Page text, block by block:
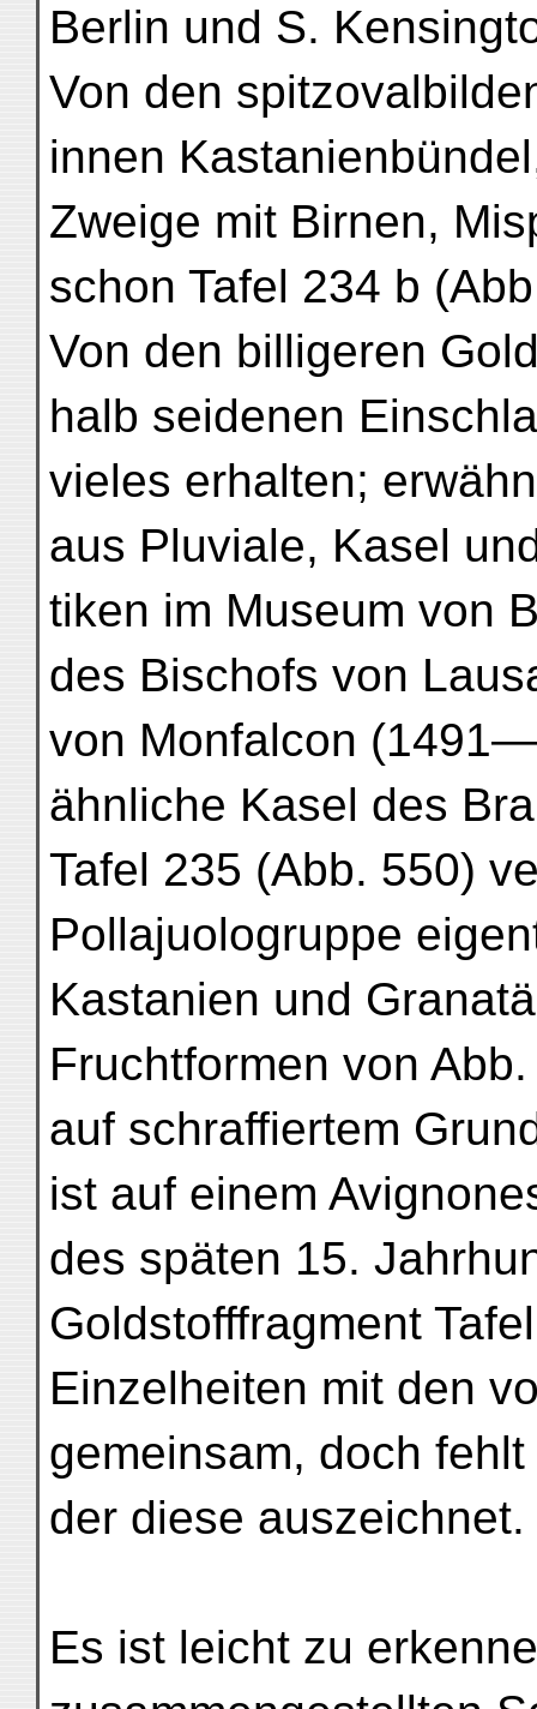
Berlin und S.
Von den
innen
Zweige mit Birnen,
schon Tafel 234 b
Von den billigeren
halb seidenen
vieles erhalten;
aus Pluviale, Kasel
tiken im Museum von
des Bischofs von
von Monfalcon
ähnliche Kasel des
Tafel 235 (Abb. 550)
Pollajuologruppe
Kastanien und
Fruchtformen von
auf schraffiertem
ist auf einem
des späten 15.
Goldstofffragment
Einzelheiten mit den
gemeinsam, doch
der diese auszeichnet.
Es ist leicht zu